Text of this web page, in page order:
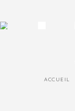
ACCUEIL